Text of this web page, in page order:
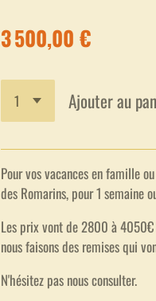
3 500,00 €
Ajouter au
Pour vos vacances en famille
des Romarins, pour 1 semaine
Les prix vont de 2800 à 4050€
nous faisons des remises qui
N'hésitez pas nous consulter.